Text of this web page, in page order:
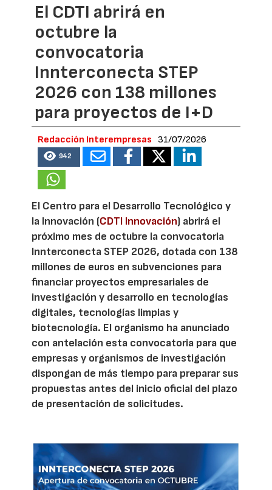
El CDTI abrirá en
octubre la
convocatoria
Innterconecta STEP
2026 con 138 millones
para proyectos de I+D
Redacción Interempresas 31/07/2026
942
El Centro para el Desarrollo Tecnológico y
la Innovación (CDTI Innovación) abrirá el
próximo mes de octubre la convocatoria
Innterconecta STEP 2026, dotada con 138
millones de euros en subvenciones para
financiar proyectos empresariales de
investigación y desarrollo en tecnologías
digitales, tecnologías limpias y
biotecnología. El organismo ha anunciado
con antelación esta convocatoria para que
empresas y organismos de investigación
dispongan de más tiempo para preparar sus
propuestas antes del inicio oficial del plazo
de presentación de solicitudes.